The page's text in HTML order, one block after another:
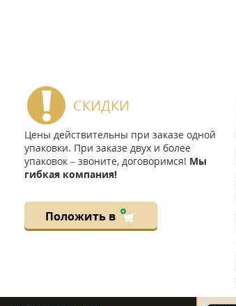
СКИДКИ
Цены действительны при заказе одной
упаковки. При заказе двух и более
упаковок – звоните, договоримся! Мы
гибкая компания!
Положить в